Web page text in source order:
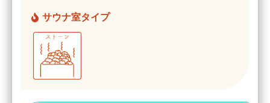
サウナ室タイプ